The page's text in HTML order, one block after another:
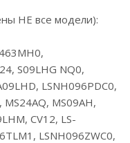
НЕ все модели):
S09LHG NQ0,
LSNH096PDC0,
MS09AH,
CV12, LS-
LSNH096ZWC0,